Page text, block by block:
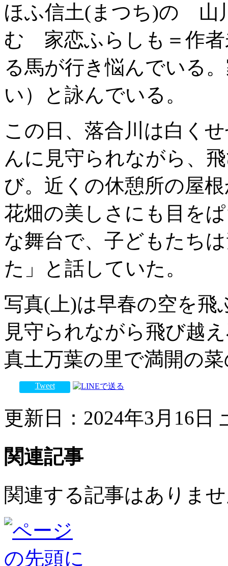
ほふ信土(まつち)の 山
む 家恋ふらしも＝作者
る馬が行き悩んでいる
い）と詠んでいる。
この日、落合川は白く
んに見守られながら、
び。近くの休憩所の屋
花畑の美しさにも目を
な舞台で、子どもたち
た」と話していた。
写真(上)は早春の空を飛
見守られながら飛び越
真土万葉の里で満開の
Tweet
更新日：2024年3月16日
関連記事
関連する記事はありま